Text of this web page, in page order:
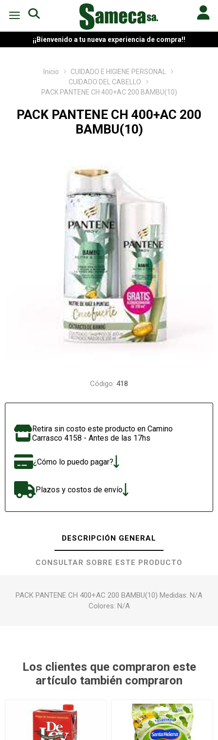
¡¡Bienvenido a tu nueva experiencia de compra!!
Inicio
CUIDADO E HIGIENE PERSONAL
CUIDADO DEL CABELLO
PACK PANTENE CH 400+AC 200 BAMBU(10)
PACK PANTENE CH 400+AC 200
BAMBU(10)
Código: 418
Retira sin costo este producto en Camino
Carrasco 4158 - Antes de las 17hs
¿Cómo lo puedo pagar?
Plazos y costos de envío
DESCRIPCIÓN GENERAL
CONSULTAR SOBRE ESTE PRODUCTO
PACK PANTENE CH 400+AC 200 BAMBU(10) Medidas: N/A
Colores: N/A
Los clientes que compraron este
artículo también compraron